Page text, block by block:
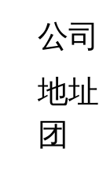
公司
地址
团